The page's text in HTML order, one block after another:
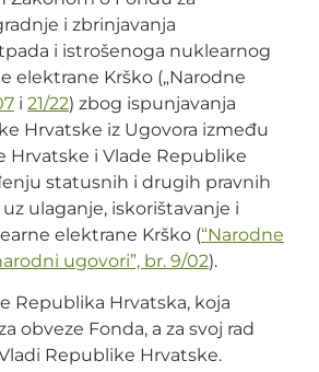
i zbrinjavanja
i istrošenoga nuklearnog
elektrane Krško („Narodne
i 21/22) zbog ispunjavanja
Hrvatske iz Ugovora između
Hrvatske i Vlade Republike
statusnih i drugih pravnih
ulaganje, iskorištavanje i
elektrane Krško (“Narodne
ugovori”, br. 9/02).
Republika Hrvatska, koja
obveze Fonda, a za svoj rad
Republike Hrvatske.